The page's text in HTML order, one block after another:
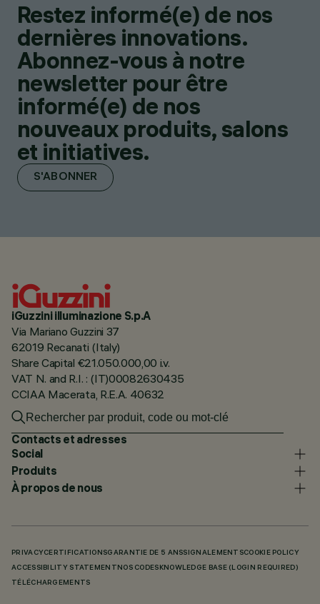
Restez informé(e) de nos
dernières innovations.
Abonnez-vous à notre
newsletter pour être
informé(e) de nos
nouveaux produits, salons
et initiatives.
S'ABONNER
iGuzzini illuminazione S.p.A
Via Mariano Guzzini 37
62019 Recanati (Italy)
Share Capital €21.050.000,00 i.v.
VAT N. and R.I. : (IT)00082630435
CCIAA Macerata, R.E.A. 40632
Contacts et adresses
Social
Produits
À propos de nous
PRIVACY CERTIFICATIONSGARANTIE DE 5 ANSSIGNALEMENTSCOOKIE POLICY
ACCESSIBILITY STATEMENT NOS CODES KNOWLEDGE BASE (LOGIN REQUIRED)
TÉLÉCHARGEMENTS